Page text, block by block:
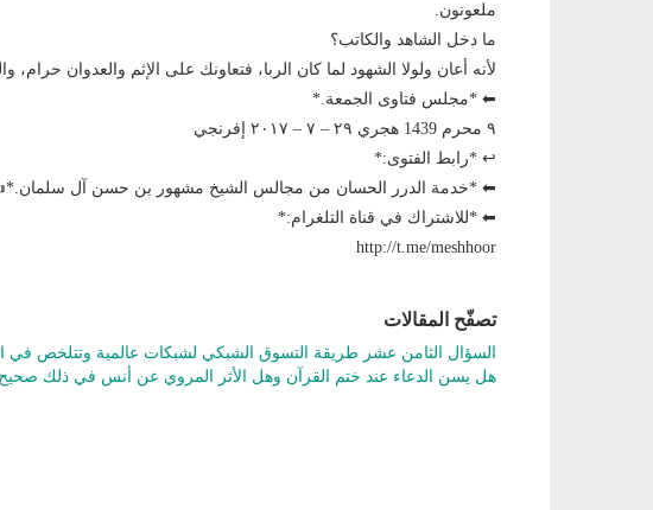
ملعونون.
ما دخل الشاهد والكاتب؟
لأنه أعان ولولا الشهود لما كان الربا، فتعاونك على الإثم والعدوان حرام،
⬅ *مجلس فتاوى الجمعة.*
٩ محرم 1439 هجري ٢٩ – ٧ – ٢٠١٧ إفرنجي
↩ *رابط الفتوى:*
⬅ *خدمة الدرر الحسان من مجالس الشيخ مشهور بن حسن آل
⬅ *للاشتراك في قناة التلغرام:*
http://t.me/meshhoor
تصفّح المقالات
السؤال الثامن عشر طريقة التسوق الشبكي لشبكات عالمية وتتلخص
هل يسن الدعاء عند ختم القرآن وهل الأثر المروي عن أنس في ذلك صحيح